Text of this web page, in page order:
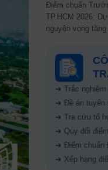
Điểm chuẩn
TP.HCM 2026:
nguyện vọng
➜ Trắc nghiệm
➜ Đề án tuyển
➜ Tra cứu tổ
➜ Quy đổi
➜ Điểm chuẩn
➜ Xếp hạng